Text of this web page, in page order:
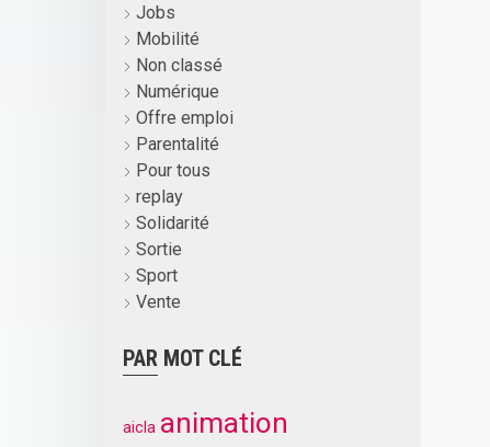
Jobs
Mobilité
Non classé
Numérique
Offre emploi
Parentalité
Pour tous
replay
Solidarité
Sortie
Sport
Vente
PAR MOT CLÉ
aicla animation